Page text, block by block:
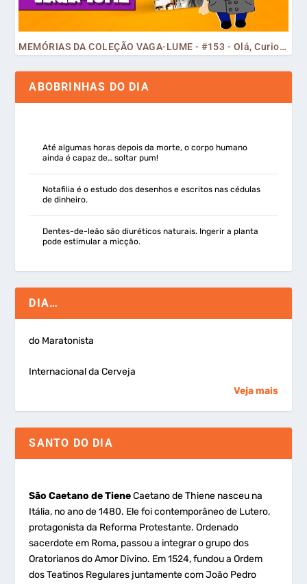
MEMÓRIAS DA COLEÇÃO VAGA-LUME - #153 - Olá, Curiosos! 2023
ABOBRINHAS DO DIA
Até algumas horas depois da morte, o corpo humano
ainda é capaz de… soltar pum!
Notafilia é o estudo dos desenhos e escritos nas cédulas
de dinheiro.
Dentes-de-leão são diuréticos naturais. Ingerir a planta
pode estimular a micção.
DIA…
do Maratonista
Internacional da Cerveja
Veja mais
SANTO DO DIA
São Caetano de TieneCaetano de Thiene nasceu na
Itália, no ano de 1480. Ele foi contemporâneo de Lutero,
protagonista da Reforma Protestante. Ordenado
sacerdote em Roma, passou a integrar o grupo dos
Oratorianos do Amor Divino. Em 1524, fundou a Ordem
dos Teatinos Regulares juntamente com João Pedro